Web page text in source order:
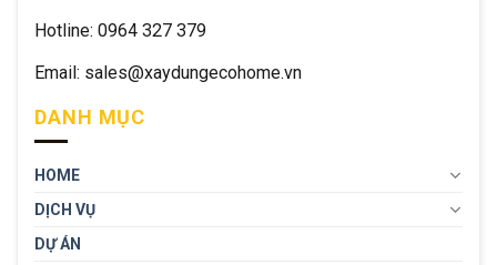
Hotline: 0964 327 379
Email: sales@xaydungecohome.vn
DANH MỤC
HOME
DỊCH VỤ
DỰ ÁN